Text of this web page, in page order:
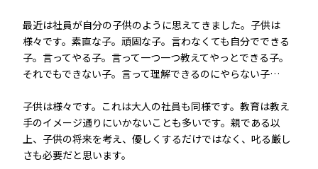
最近は社員が自分の子供のように思えてきました。子供は
様々です。素直な子。頑固な子。言わなくても自分でできる
子。言ってやる子。言って一つ一つ教えてやっとできる子。
それでもできない子。言って理解できるのにやらない子…
子供は様々です。これは大人の社員も同様です。教育は教え
手のイメージ通りにいかないことも多いです。親である以
上、子供の将来を考え、優しくするだけではなく、叱る厳し
さも必要だと思います。